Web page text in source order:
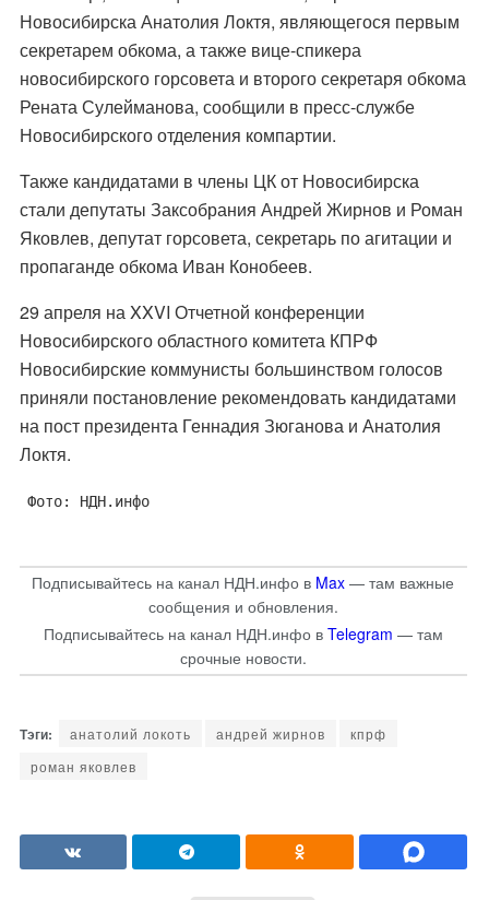
Новосибирска Анатолия Локтя, являющегося первым
секретарем обкома, а также вице-спикера
новосибирского горсовета и второго секретаря обкома
Рената Сулейманова, сообщили в пресс-службе
Новосибирского отделения компартии.
Также кандидатами в члены ЦК от Новосибирска
стали депутаты Заксобрания Андрей Жирнов и Роман
Яковлев, депутат горсовета, секретарь по агитации и
пропаганде обкома Иван Конобеев.
29 апреля на XXVI Отчетной конференции
Новосибирского областного комитета КПРФ
Новосибирские коммунисты большинством голосов
приняли постановление рекомендовать кандидатами
на пост президента Геннадия Зюганова и Анатолия
Локтя.
Фото: НДН.инфо
Подписывайтесь на канал НДН.инфо в Max — там важные
сообщения и обновления.
Подписывайтесь на канал НДН.инфо в Telegram — там
срочные новости.
анатолий локоть андрей жирнов
кпрф
роман яковлев